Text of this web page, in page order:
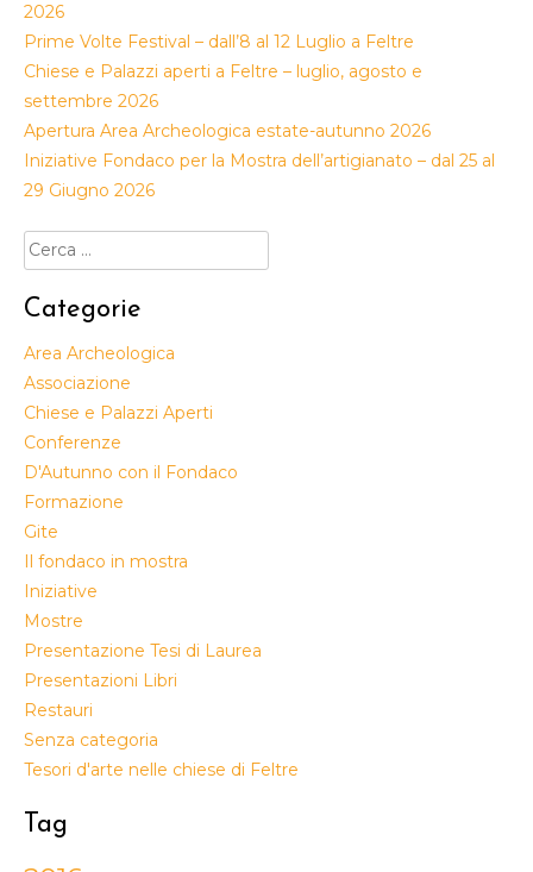
2026
Prime Volte Festival – dall’8 al 12 Luglio a Feltre
Chiese e Palazzi aperti a Feltre – luglio, agosto e
settembre 2026
Apertura Area Archeologica estate-autunno 2026
Iniziative Fondaco per la Mostra dell’artigianato – dal 25 al
29 Giugno 2026
Ricerca
per:
Categorie
Area Archeologica
Associazione
Chiese e Palazzi Aperti
Conferenze
D'Autunno con il Fondaco
Formazione
Gite
Il fondaco in mostra
Iniziative
Mostre
Presentazione Tesi di Laurea
Presentazioni Libri
Restauri
Senza categoria
Tesori d'arte nelle chiese di Feltre
Tag